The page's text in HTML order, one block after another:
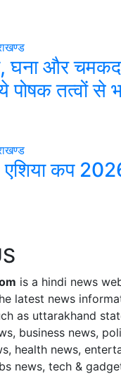
घना और
ये पोषक तत्वों
एशिया कप
is a hindi news
latest news
as uttarakhand
business news,
health news,
news, tech &